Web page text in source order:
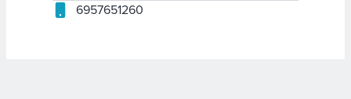
6957651260